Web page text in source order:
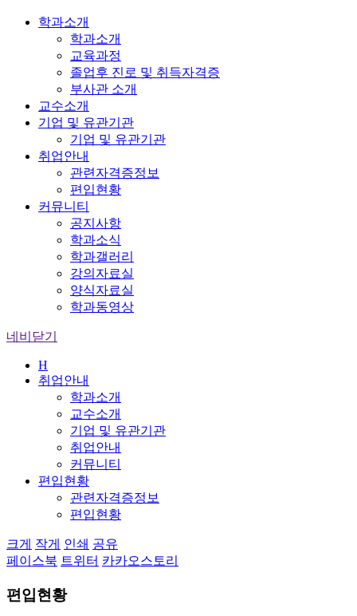
학과소개
학과소개
교육과정
졸업후 진로 및 취득자격증
부사관 소개
교수소개
기업 및 유관기관
기업 및 유관기관
취업안내
관련자격증정보
편입현황
커뮤니티
공지사항
학과소식
학과갤러리
강의자료실
양식자료실
학과동영상
네비닫기
H
취업안내
학과소개
교수소개
기업 및 유관기관
취업안내
커뮤니티
편입현황
관련자격증정보
편입현황
크게 작게 인쇄 공유
페이스북 트위터 카카오스토리
편입현황